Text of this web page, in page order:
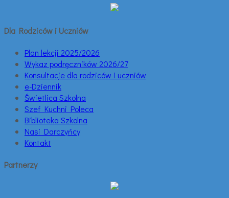
Dla Rodziców i Uczniów
Plan lekcji 2025/2026
Wykaz podręczników 2026/27
Konsultacje dla rodziców i uczniów
e-Dziennik
Świetlica Szkolna
Szef Kuchni Poleca
Biblioteka Szkolna
Nasi Darczyńcy
Kontakt
Partnerzy